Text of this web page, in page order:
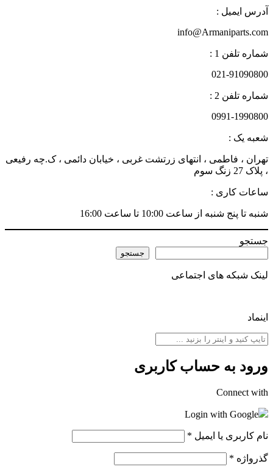
آدرس ایمیل :
info@Armaniparts.com
شماره تلفن 1 :
021-91090800
شماره تلفن 2 :
0991-1990800
شعبه یک :
تهران ، فاطمی ، انتهای زرتشت غربی ، خیابان دائمی ، ک.چه رفیعی
، پلاک 27 زنگ سوم
ساعات کاری :
شنبه تا پنج شنبه از ساعت 10:00 تا ساعت 16:00
جستجو
جستجو
لینک شبکه های اجتماعی
اینماد
ورود به حساب کاربری
Connect with
Login with Google
نام کاربری یا ایمیل *
گذرواژه *